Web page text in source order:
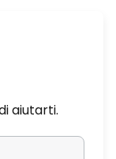
aiutarti.